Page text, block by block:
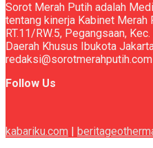
Sorot Merah Putih adalah
tentang kinerja Kabinet
RT.11/RW.5, Pegangsaan,
Daerah Khusus Ibukota
redaksi@sorotmerahputih.com
Follow Us
kabariku.com